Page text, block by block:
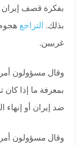
بفكرة قصف إيران
بذلك. التراجع
غربيين.
وقال مسؤولون
بمعرفة ما إذا
ضد إيران أو إنهاء
وقال مسؤولون